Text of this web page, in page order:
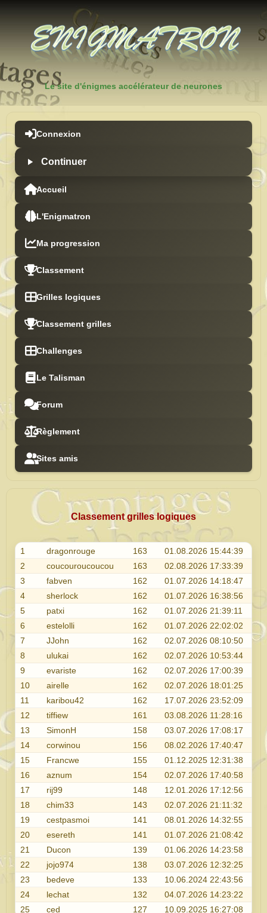
Le site d'énigmes accélérateur de neurones
Connexion
Accueil
L'Enigmatron
Ma progression
Classement
Grilles logiques
Classement grilles
Challenges
Le Talisman
Forum
Règlement
Sites amis
Classement grilles logiques
1 dragonrouge 163
01.08.2026 15:44:39
2
coucouroucoucou 163
02.08.2026 17:33:39
3
fabven 162
01.07.2026 14:18:47
4
sherlock 162
01.07.2026 16:38:56
5
patxi 162
01.07.2026 21:39:11
6
estelolli 162
01.07.2026 22:02:02
7
JJohn 162
02.07.2026 08:10:50
8
ulukai 162
02.07.2026 10:53:44
9
evariste 162
02.07.2026 17:00:39
10
airelle 162
02.07.2026 18:01:25
11
karibou42 162
17.07.2026 23:52:09
12
tiffiew 161
03.08.2026 11:28:16
13
SimonH 158
03.07.2026 17:08:17
14
corwinou 156
08.02.2026 17:40:47
15
Francwe 155
01.12.2025 12:31:38
16
aznum 154
02.07.2026 17:40:58
17
rij99 148
12.01.2026 17:12:56
18
chim33 143
02.07.2026 21:11:32
19
cestpasmoi 141
08.01.2026 14:32:55
20
esereth 141
01.07.2026 21:08:42
21
Ducon 139
01.06.2026 14:23:58
22
jojo974 138
03.07.2026 12:32:25
23
bedeve 133
10.06.2024 22:43:56
24
lechat 132
04.07.2026 14:23:22
25
ced 127 10.09.2025 16:27:08